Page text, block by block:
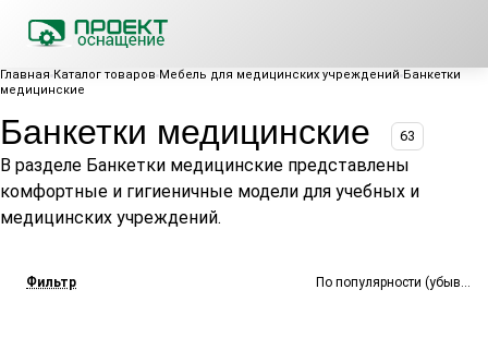
Главная Каталог товаров Мебель для медицинских учреждений Банкетки
медицинские
Банкетки медицинские 63
В разделе Банкетки медицинские представлены
комфортные и гигиеничные модели для учебных и
медицинских учреждений.
Фильтр По популярности